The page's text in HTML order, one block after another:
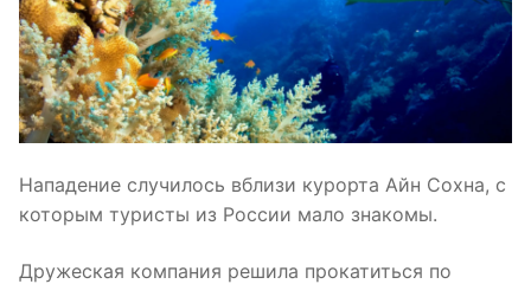
Нападение случилось вблизи курорта Айн Сохна, с
которым туристы из России мало знакомы.
Дружеская компания решила прокатиться по